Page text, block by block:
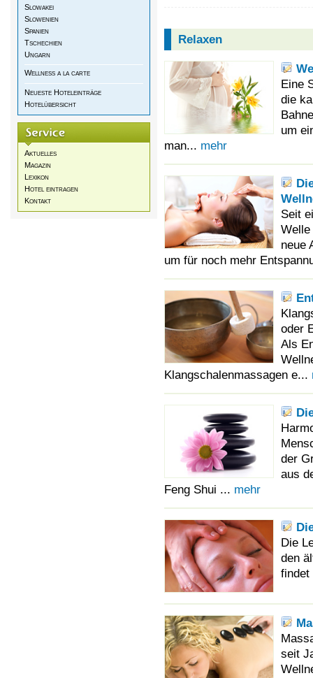
Slowakei
Slowenien
Spanien
Tschechien
Ungarn
Wellness a la carte
Neueste Hoteleinträge
Hotelübersicht
Aktuelles
Magazin
Lexikon
Hotel eintragen
Kontakt
Relaxen
Eine
die
um
man... mehr
Seit
neue
um für noch mehr
oder
Als
Klangschalenmassagen e...
der
aus
Feng Shui ... mehr
Die
den
findet
seit